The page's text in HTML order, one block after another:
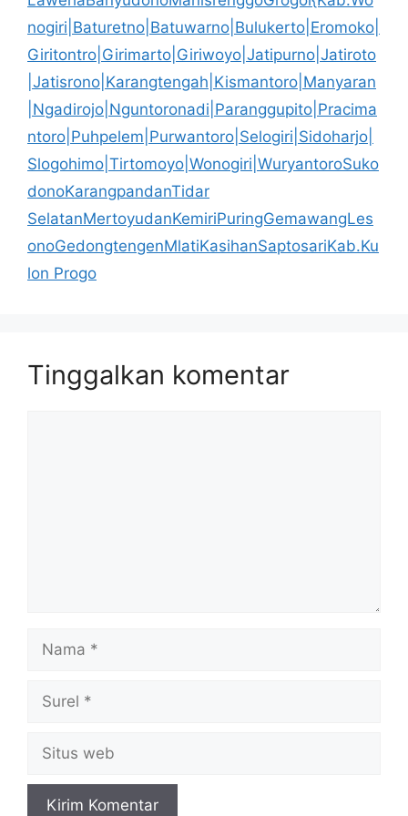
nogiri|Baturetno|Batuwarno|Bulukerto|Eromoko|
Giritontro|Girimarto|Giriwoyo|Jatipurno|Jatiroto
|Jatisrono|Karangtengah|Kismantoro|Manyaran
|Ngadirojo|Nguntoronadi|Paranggupito|Pracima
ntoro|Puhpelem|Purwantoro|Selogiri|Sidoharjo|
Slogohimo|Tirtomoyo|Wonogiri|WuryantoroSuko
donoKarangpandanTidar
SelatanMertoyudanKemiriPuringGemawangLes
onoGedongtengenMlatiKasihanSaptosariKab.Ku
lon Progo
Tinggalkan komentar
Nama
Surel
Situs
web